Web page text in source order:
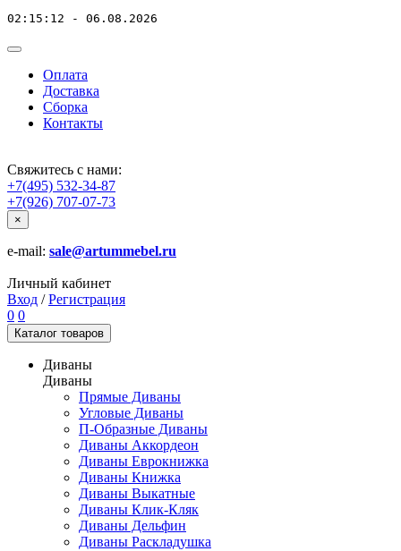
02:15:12 - 06.08.2026
Оплата
Доставка
Сборка
Контакты
Свяжитесь с нами:
+7(495) 532-34-87
+7(926) 707-07-73
×
e-mail: sale@artummebel.ru
Личный кабинет
Вход / Регистрация
0 0
Каталог товаров
Диваны
Диваны
Прямые Диваны
Угловые Диваны
П-Образные Диваны
Диваны Аккордеон
Диваны Еврокнижка
Диваны Книжка
Диваны Выкатные
Диваны Клик-Кляк
Диваны Дельфин
Диваны Раскладушка